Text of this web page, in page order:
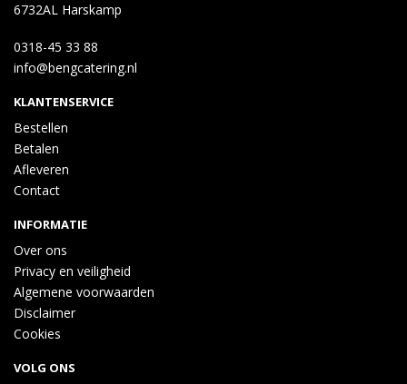
6732AL Harskamp
0318-45 33 88
info@bengcatering.nl
KLANTENSERVICE
Bestellen
Betalen
Afleveren
Contact
INFORMATIE
Over ons
Privacy en veiligheid
Algemene voorwaarden
Disclaimer
Cookies
VOLG ONS